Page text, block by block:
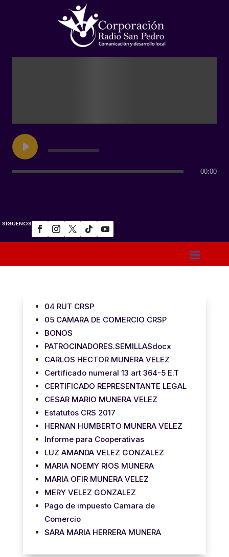
00:00
SÍGUENOS
04 RUT CRSP
05 CAMARA DE COMERCIO CRSP
BONOS
PATROCINADORES.SEMILLASdocx
CARLOS HECTOR MUNERA VELEZ
Certificado numeral 13 art 364-5 E.T
CERTIFICADO REPRESENTANTE LEGAL
CESAR MARIO MUNERA VELEZ
Estatutos CRS 2017
HERNAN HUMBERTO MUNERA VELEZ
Informe para Cooperativas
LUZ AMANDA VELEZ GONZALEZ
MARIA NOEMY RIOS MUNERA
MARIA OFIR MUNERA VELEZ
MERY VELEZ GONZALEZ
Pago de impuesto Camara de
Comercio
SARA MARIA HERRERA MUNERA